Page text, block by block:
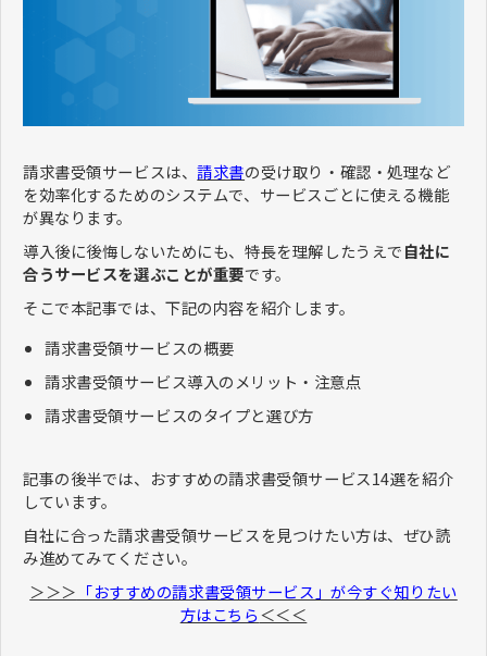
​​​​​​​請求書受領サービスは、請求書の受け取り・確認・処理など
を効率化するためのシステムで、サービスごとに使える機能
が異なります。
導入後に後悔しないためにも、特長を理解したうえで自社に
合うサービスを選ぶことが重要です。
そこで本記事では、下記の内容を紹介します。
請求書受領サービスの概要
請求書受領サービス導入のメリット・注意点
請求書受領サービスのタイプと選び方
記事の後半では、おすすめの請求書受領サービス14選を紹介
しています。
自社に合った請求書受領サービスを見つけたい方は、ぜひ読
み進めてみてください。
＞＞＞ 「おすすめの請求書受領サービス」が今すぐ知りたい
方はこちら＜＜＜